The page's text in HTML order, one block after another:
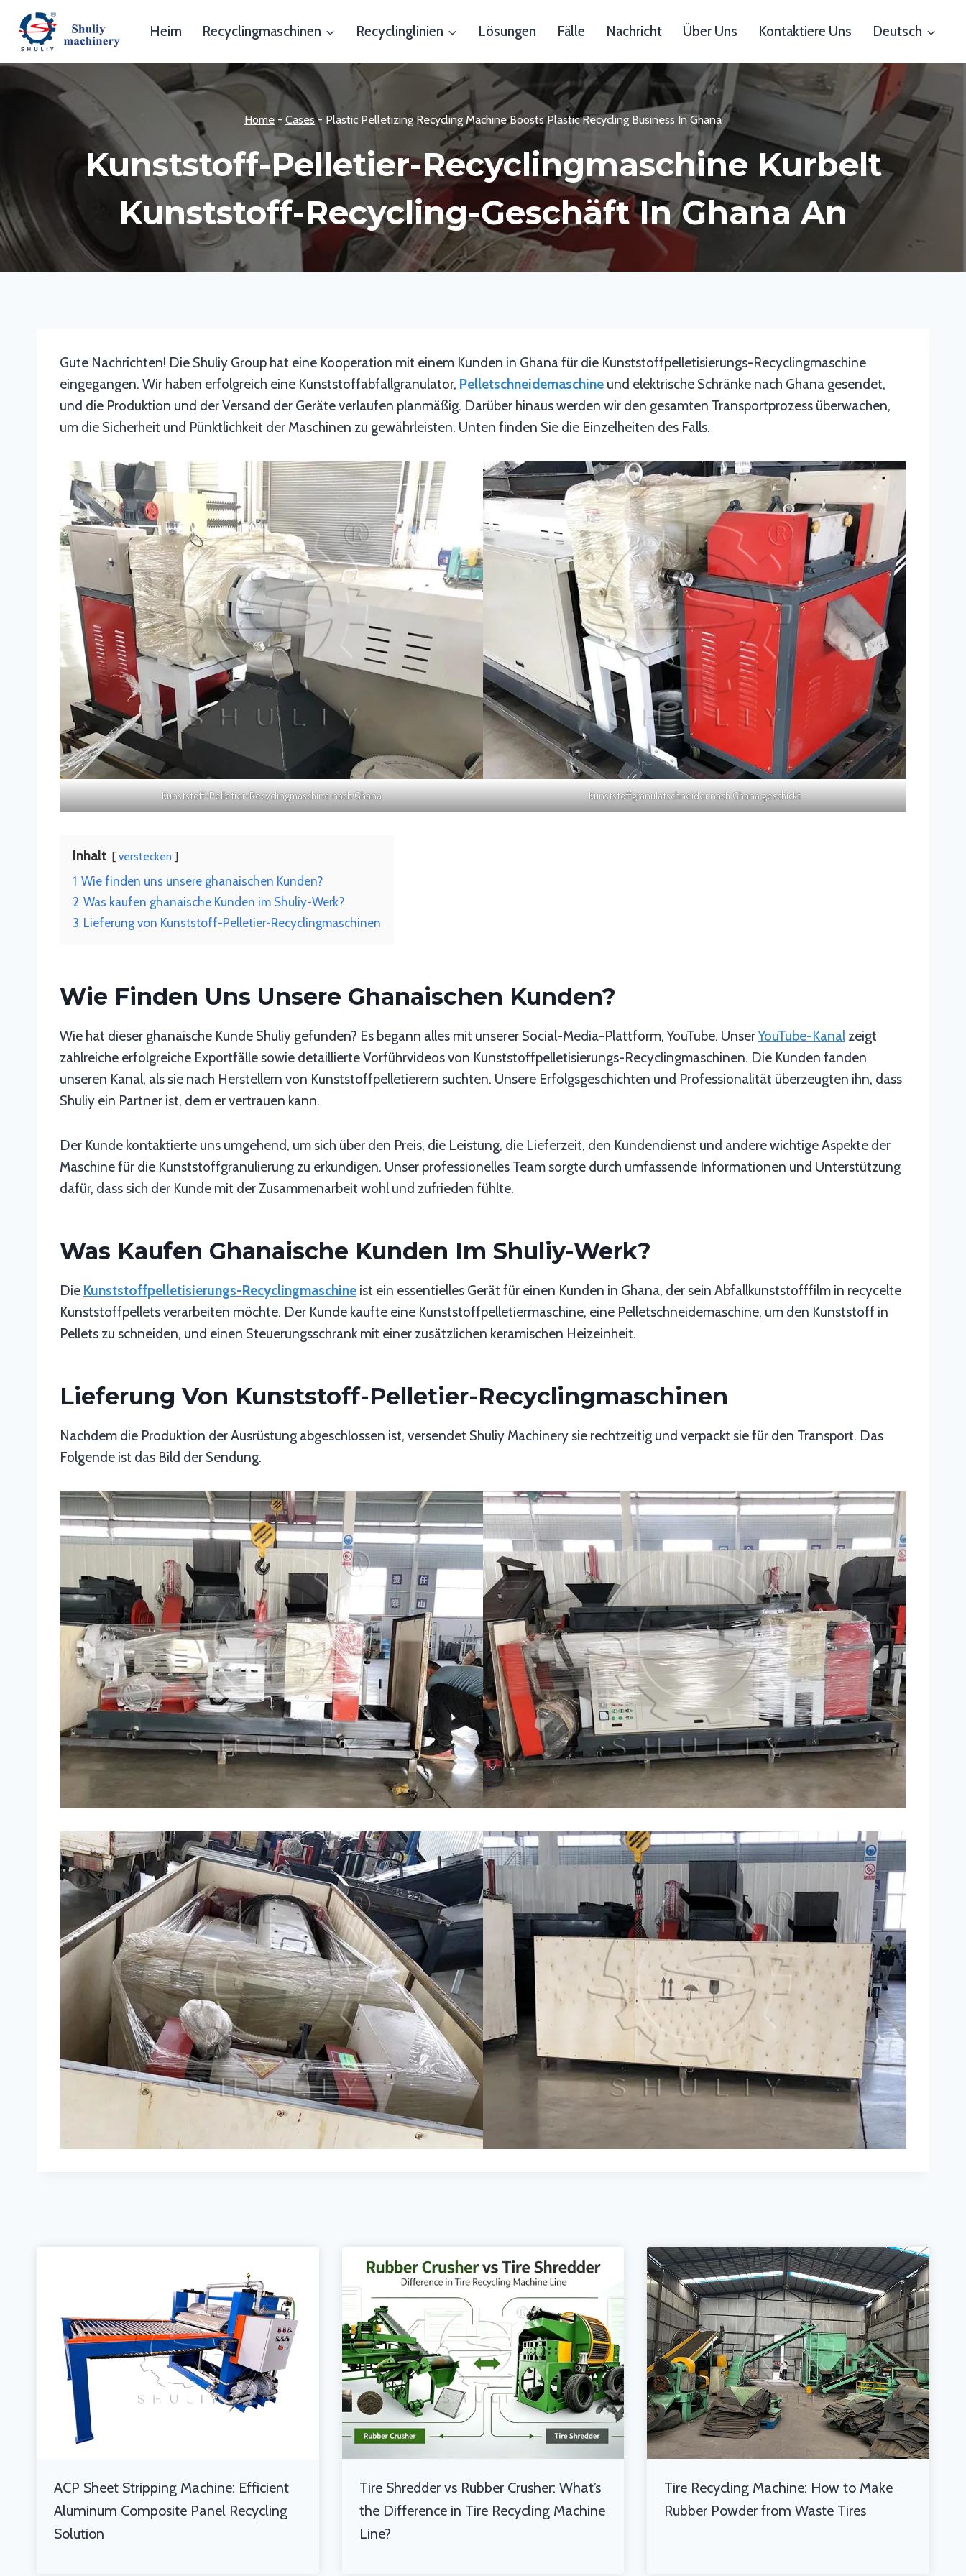
Inhalt
springen
Heim Recyclingmaschinen Recyclinglinien Lösungen Fälle Nachricht Über Uns Kontaktiere Uns Deutsch
Home - Cases- Plastic Pelletizing Recycling Machine Boosts Plastic Recycling Business In Ghana
Kunststoff-Pelletier-Recyclingmaschine Kurbelt
Kunststoff-Recycling-Geschäft In Ghana An
Gute Nachrichten! Die Shuliy Group hat eine Kooperation mit einem Kunden in Ghana für die Kunststoffpelletisierungs-Recyclingmaschine
eingegangen. Wir haben erfolgreich eine Kunststoffabfallgranulator, Pelletschneidemaschine und elektrische Schränke nach Ghana gesendet,
und die Produktion und der Versand der Geräte verlaufen planmäßig. Darüber hinaus werden wir den gesamten Transportprozess überwachen,
um die Sicherheit und Pünktlichkeit der Maschinen zu gewährleisten. Unten finden Sie die Einzelheiten des Falls.
Kunststoff-Pelletier-Recyclingmaschine nach Ghana Kunststoffgranulatschneider nach Ghana geschickt
Inhalt verstecken
1 Wie finden uns unsere ghanaischen Kunden?
2 Was kaufen ghanaische Kunden im Shuliy-Werk?
3 Lieferung von Kunststoff-Pelletier-Recyclingmaschinen
Wie Finden Uns Unsere Ghanaischen Kunden?
Wie hat dieser ghanaische Kunde Shuliy gefunden? Es begann alles mit unserer Social-Media-Plattform, YouTube. UnserYouTube-Kanal zeigt
zahlreiche erfolgreiche Exportfälle sowie detaillierte Vorführvideos von Kunststoffpelletisierungs-Recyclingmaschinen. Die Kunden fanden
unseren Kanal, als sie nach Herstellern von Kunststoffpelletierern suchten. Unsere Erfolgsgeschichten und Professionalität überzeugten ihn, dass
Shuliy ein Partner ist, dem er vertrauen kann.
Der Kunde kontaktierte uns umgehend, um sich über den Preis, die Leistung, die Lieferzeit, den Kundendienst und andere wichtige Aspekte der
Maschine für die Kunststoffgranulierung zu erkundigen. Unser professionelles Team sorgte durch umfassende Informationen und Unterstützung
dafür, dass sich der Kunde mit der Zusammenarbeit wohl und zufrieden fühlte.
Was Kaufen Ghanaische Kunden Im Shuliy-Werk?
Die Kunststoffpelletisierungs-Recyclingmaschine ist ein essentielles Gerät für einen Kunden in Ghana, der sein Abfallkunststofffilm in recycelte
Kunststoffpellets verarbeiten möchte. Der Kunde kaufte eine Kunststoffpelletiermaschine, eine Pelletschneidemaschine, um den Kunststoff in
Pellets zu schneiden, und einen Steuerungsschrank mit einer zusätzlichen keramischen Heizeinheit.
Lieferung Von Kunststoff-Pelletier-Recyclingmaschinen
Nachdem die Produktion der Ausrüstung abgeschlossen ist, versendet Shuliy Machinery sie rechtzeitig und verpackt sie für den Transport. Das
Folgende ist das Bild der Sendung.
ACP Sheet Stripping Machine: Efficient
Aluminum Composite Panel Recycling
Solution
Tire Shredder vs Rubber Crusher: What’s
the Difference in Tire Recycling Machine
Line?
Tire Recycling Machine: How to Make
Rubber Powder from Waste Tires